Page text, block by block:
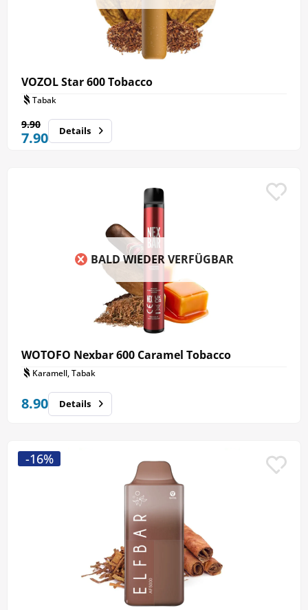
VOZOL Star 600 Tobacco
Tabak
7.90
9.90 Details
BALD WIEDER VERFÜGBAR
WOTOFO Nexbar 600 Caramel Tobacco
Karamell, Tabak
8.90 Details
-16%